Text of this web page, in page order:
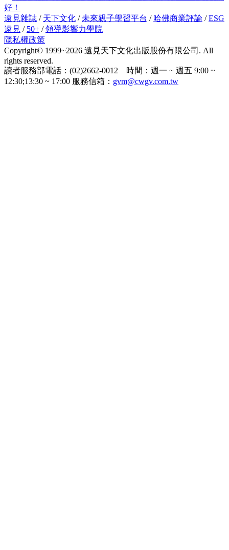
好！
遠見雜誌 / 天下文化 / 未來親子學習平台 / 哈佛商業評論 /ESG
遠見 / 50+ /領導影響力學院
隱私權政策
Copyright© 1999~2026 遠見天下文化出版股份有限公司. All
rights reserved.
讀者服務部電話：(02)2662-0012 時間：週一 ~ 週五 9:00 ~
12:30;13:30 ~ 17:00 服務信箱： gvm@cwgv.com.tw